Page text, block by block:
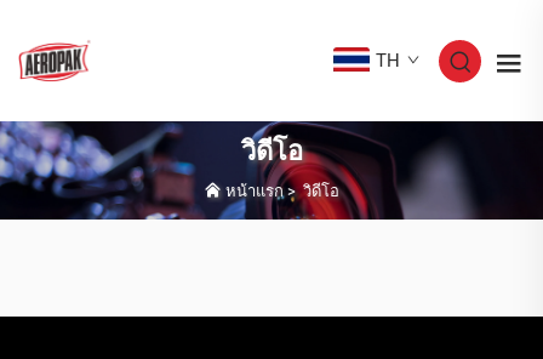
TH
วิดีโอ
หน้าแรก> วิดีโอ